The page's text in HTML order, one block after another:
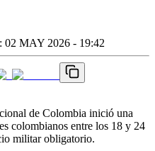
02 MAY 2026 - 19:42
de Colombia inició una
colombianos entre los 18 y 24
militar obligatorio.